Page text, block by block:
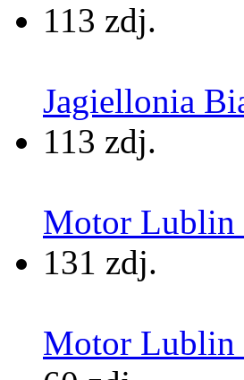
113 zdj.
Jagiellonia
113 zdj.
Motor Lublin
131 zdj.
Motor Lublin